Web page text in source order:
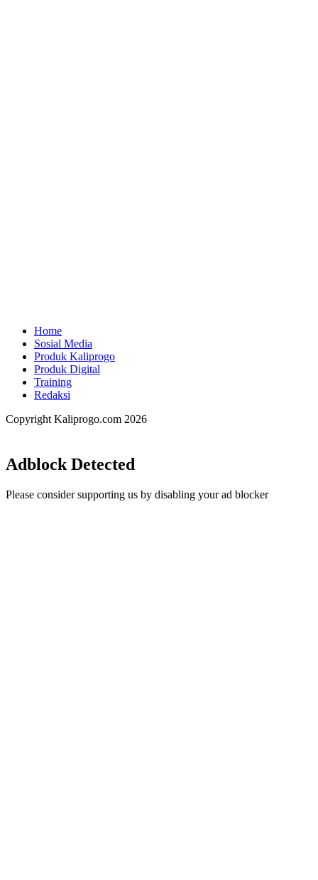
Home
Sosial Media
Produk Kaliprogo
Produk Digital
Training
Redaksi
Copyright Kaliprogo.com 2026
top
button
Adblock Detected
Please consider supporting us by disabling your ad blocker